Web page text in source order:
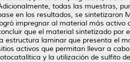
todas las muestras,
en los resultados, se sintetizaron
impregnar al material más activo
que el material sintetizado por
estructura laminar que presenta el
activos que permitan llevar a
y la utilización de sulfito